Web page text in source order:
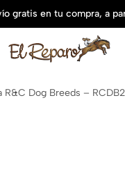
gratis en tu compra, a partir de
R&C Dog Breeds –